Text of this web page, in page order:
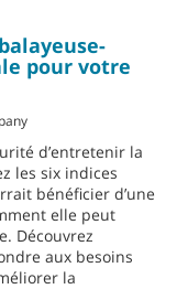
pour votre
d’entretenir la
les six indices
bénéficier d’une
elle peut
Découvrez
aux besoins
la